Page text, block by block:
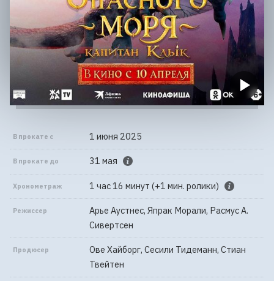
В прокате с 1 июня 2025
В прокате до 31 мая
Хронометраж 1 час 16 минут (+1 мин. ролики)
Режиссер
Арье Аустнес, Япрак Морали, Расмус А.
Сивертсен
Продюсер
Ове Хайборг, Сесили Тидеманн, Стиан
Твейтен